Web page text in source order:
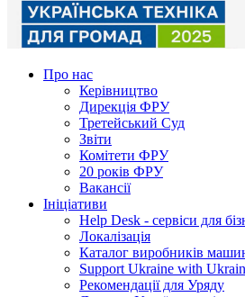
Про нас
Керівництво
Дирекція ФРУ
Третейський Суд
Звіти
Комітети ФРУ
20 років ФРУ
Вакансії
Ініціативи
Help Desk - сервіси для
Локалізація
Каталог виробників
Support Ukraine with
Рекомендації для Уряду